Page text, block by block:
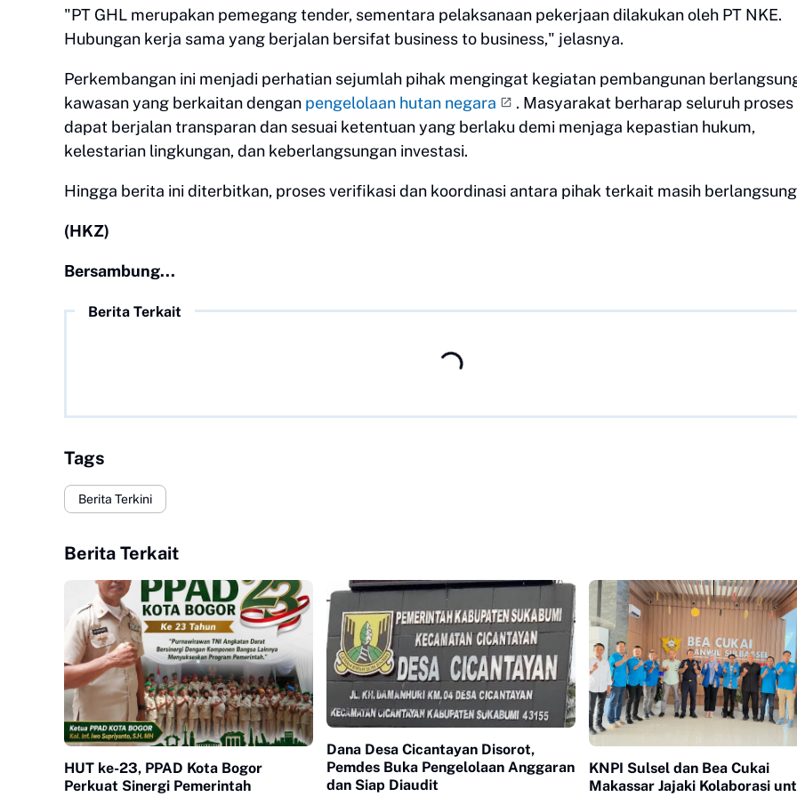
"PT GHL merupakan pemegang tender, sementara pelaksanaan pekerjaan dilakukan oleh PT NKE.
Hubungan kerja sama yang berjalan bersifat business to business," jelasnya.
Perkembangan ini menjadi perhatian sejumlah pihak mengingat kegiatan pembangunan
kawasan yang berkaitan dengan pengelolaan hutan negara
. Masyarakat berharap seluruh proses
dapat berjalan transparan dan sesuai ketentuan yang berlaku demi menjaga kepastian hukum,
kelestarian lingkungan, dan keberlangsungan investasi.
Hingga berita ini diterbitkan, proses verifikasi dan koordinasi antara pihak terkait masih
(HKZ)
Bersambung...
Berita Terkait
Tags
Berita Terkini
Berita Terkait
HUT ke-23, PPAD Kota Bogor
Perkuat Sinergi Pemerintah
Dana Desa Cicantayan Disorot,
Pemdes Buka Pengelolaan Anggaran
dan Siap Diaudit
KNPI Sulsel dan Bea Cukai
Makassar Jajaki Kolaborasi